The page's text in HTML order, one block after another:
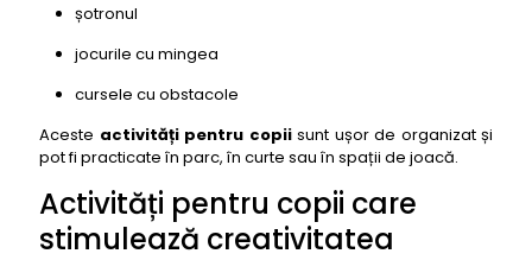
șotronul
jocurile cu mingea
cursele cu obstacole
Aceste activități pentru copiisunt ușor de organizat și
pot fi practicate în parc, în curte sau în spații de joacă.
Activități pentru copii care
stimulează creativitatea